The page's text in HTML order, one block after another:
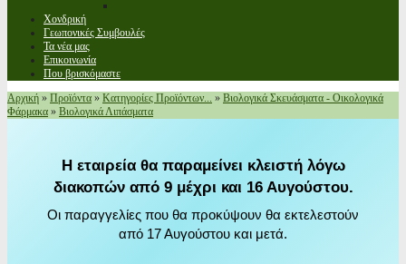
Χονδρική
Γεωπονικές Συμβουλές
Τα νέα μας
Επικοινωνία
Που βρισκόμαστε
Αρχική » Προϊόντα » Κατηγορίες Προϊόντων... » Βιολογικά Σκευάσματα - Οικολογικά
Φάρμακα » Βιολογικά Λιπάσματα
Η εταιρεία θα παραμείνει κλειστή λόγω
διακοπών από 9 μέχρι και 16 Αυγούστου.
Οι παραγγελίες που θα προκύψουν θα εκτελεστούν
από 17 Αυγούστου και μετά.